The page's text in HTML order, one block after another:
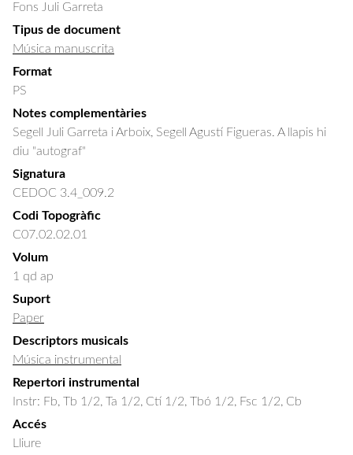
Fons Juli Garreta
Tipus de document
Música manuscrita
Format
PS
Notes complementàries
Segell Juli Garreta i Arboix, Segell Agustí Figueras. A llapis hi
diu "autograf"
Signatura
CEDOC 3.4_009.2
Codi Topogràfic
C07.02.02.01
Volum
1 qd ap
Suport
Paper
Descriptors musicals
Música instrumental
Repertori instrumental
Instr: Fb, Tb 1/2, Ta 1/2, Ctí 1/2, Tbó 1/2, Fsc 1/2, Cb
Accés
Lliure